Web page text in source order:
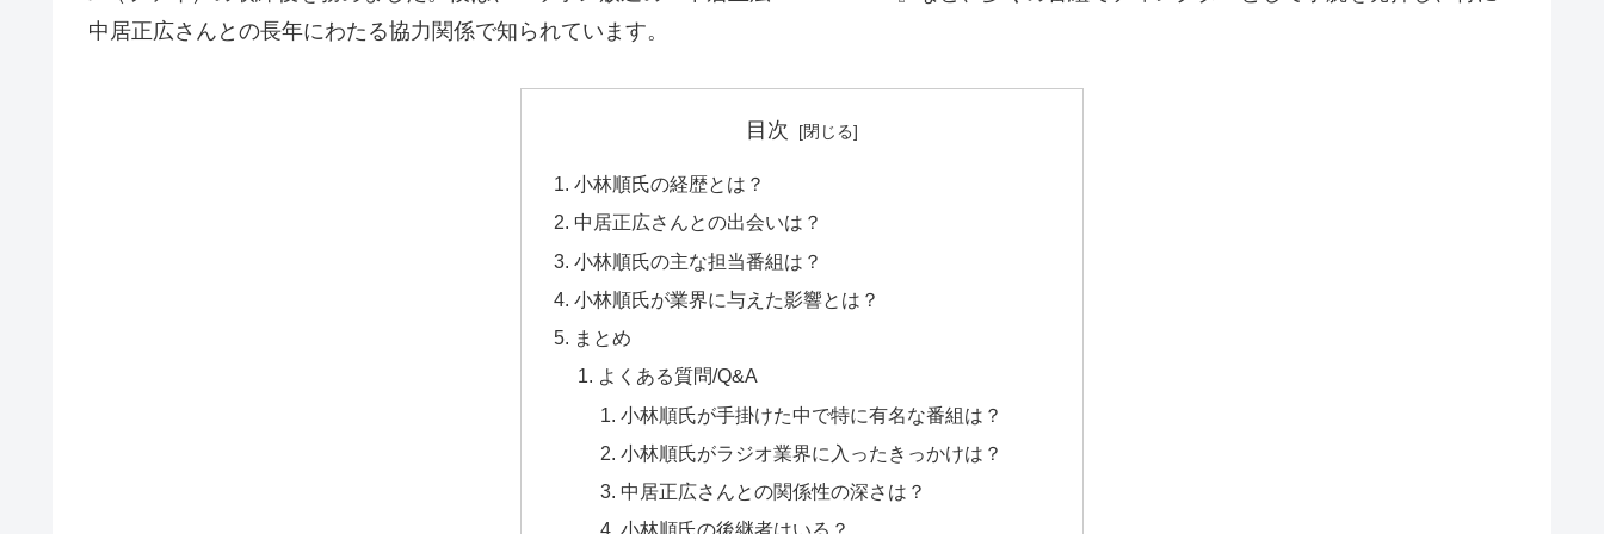
中居正広さんとの長年にわたる協力関係で知られています。
目次
小林順氏の経歴とは？
中居正広さんとの出会いは？
小林順氏の主な担当番組は？
小林順氏が業界に与えた影響とは？
まとめ
よくある質問/Q&A
小林順氏が手掛けた中で特に有名な番組は？
小林順氏がラジオ業界に入ったきっかけは？
中居正広さんとの関係性の深さは？
小林順氏の後継者はいる？